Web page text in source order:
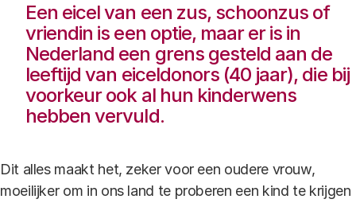
Een eicel van een zus, schoonzus of
vriendin is een optie, maar er is in
Nederland een grens gesteld aan de
leeftijd van eiceldonors (40 jaar), die bij
voorkeur ook al hun kinderwens
hebben vervuld.
Dit alles maakt het, zeker voor een oudere vrouw,
moeilijker om in ons land te proberen een kind te krijgen